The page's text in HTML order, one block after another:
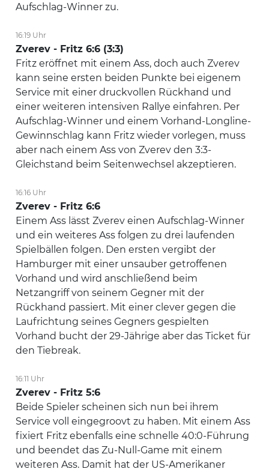
Aufschlag-Winner zu.
16:19 Uhr
Zverev - Fritz 6:6 (3:3)
Fritz eröffnet mit einem Ass, doch auch Zverev
kann seine ersten beiden Punkte bei eigenem
Service mit einer druckvollen Rückhand und
einer weiteren intensiven Rallye einfahren. Per
Aufschlag-Winner und einem Vorhand-Longline-
Gewinnschlag kann Fritz wieder vorlegen, muss
aber nach einem Ass von Zverev den 3:3-
Gleichstand beim Seitenwechsel akzeptieren.
16:16 Uhr
Zverev - Fritz 6:6
Einem Ass lässt Zverev einen Aufschlag-Winner
und ein weiteres Ass folgen zu drei laufenden
Spielbällen folgen. Den ersten vergibt der
Hamburger mit einer unsauber getroffenen
Vorhand und wird anschließend beim
Netzangriff von seinem Gegner mit der
Rückhand passiert. Mit einer clever gegen die
Laufrichtung seines Gegners gespielten
Vorhand bucht der 29-Jährige aber das Ticket für
den Tiebreak.
16:11 Uhr
Zverev - Fritz 5:6
Beide Spieler scheinen sich nun bei ihrem
Service voll eingegroovt zu haben. Mit einem Ass
fixiert Fritz ebenfalls eine schnelle 40:0-Führung
und beendet das Zu-Null-Game mit einem
weiteren Ass. Damit hat der US-Amerikaner